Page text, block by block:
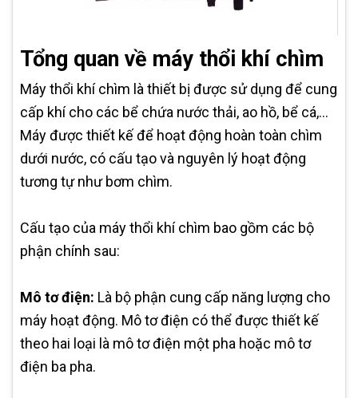
Tổng quan về máy thổi khí chìm
Máy thổi khí chìm là thiết bị được sử dụng để cung
cấp khí cho các bể chứa nước thải, ao hồ, bể cá,...
Máy được thiết kế để hoạt động hoàn toàn chìm
dưới nước, có cấu tạo và nguyên lý hoạt động
tương tự như bơm chìm.
Cấu tạo của máy thổi khí chìm bao gồm các bộ
phận chính sau:
Mô tơ điện: Là bộ phận cung cấp năng lượng cho
máy hoạt động. Mô tơ điện có thể được thiết kế
theo hai loại là mô tơ điện một pha hoặc mô tơ
điện ba pha.